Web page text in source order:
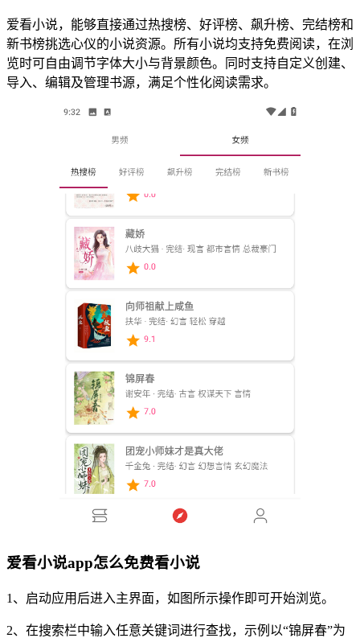
爱看小说，能够直接通过热搜榜、好评榜、飙升榜、完结榜和
新书榜挑选心仪的小说资源。所有小说均支持免费阅读，在浏
览时可自由调节字体大小与背景颜色。同时支持自定义创建、
导入、编辑及管理书源，满足个性化阅读需求。
爱看小说app怎么免费看小说
1、启动应用后进入主界面，如图所示操作即可开始浏览。
2、在搜索栏中输入任意关键词进行查找，示例以“锦屏春”为